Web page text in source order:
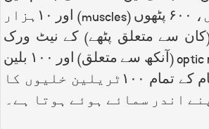
muscles) اور ۱۰ہزار
سے متعلق پٹھے) کے نیٹ ورک
optic(آنکھ سے متعلق) اور ۱۰۰ بلین
اور تمام کے تمام ۱۰۰ٹریلین خلیوں کا
اندر سمائے ہوئے ہوتا ہے۔